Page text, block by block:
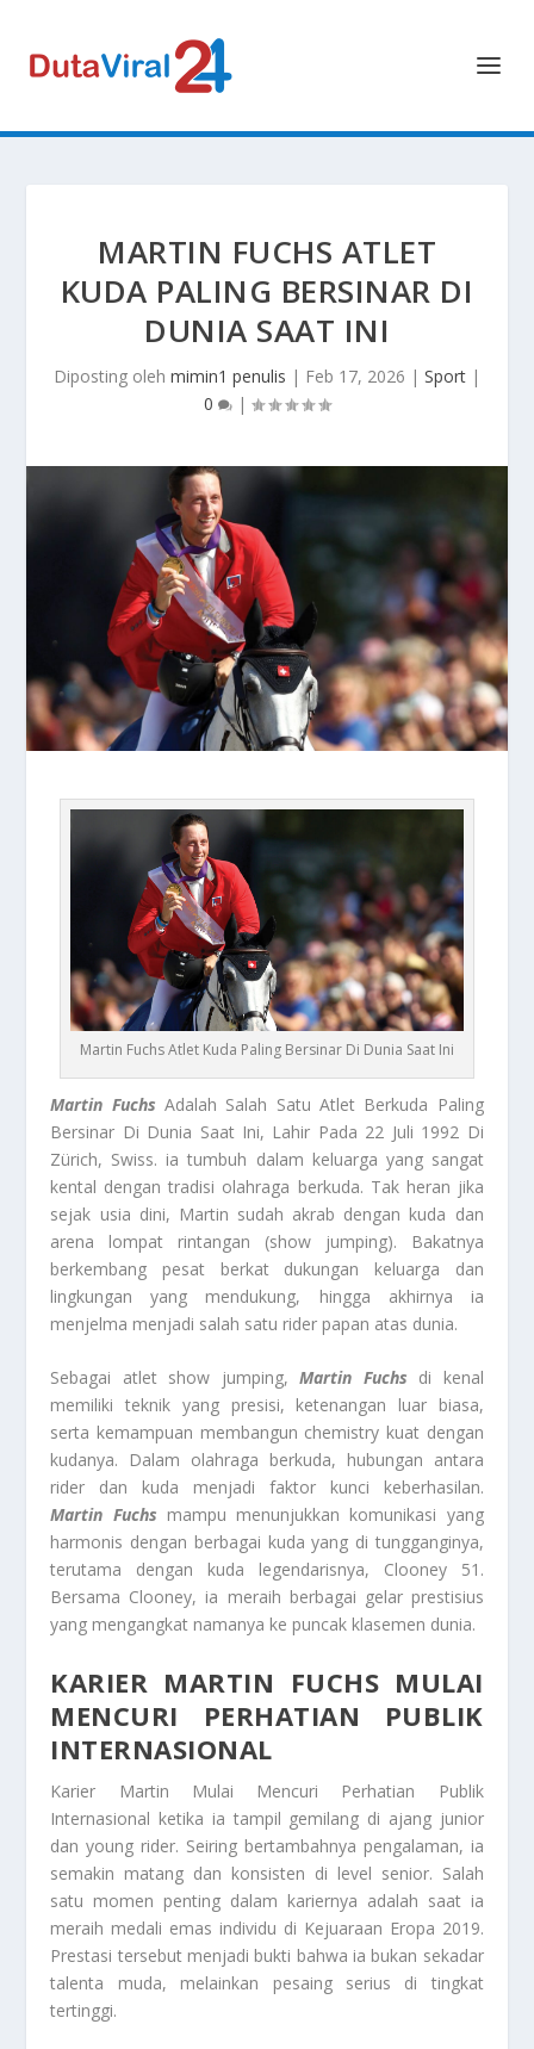
MARTIN FUCHS ATLET
KUDA PALING BERSINAR DI
DUNIA SAAT INI
Diposting oleh mimin1 penulis | Feb 17, 2026 | Sport |
0
|
Martin Fuchs Atlet Kuda Paling Bersinar Di Dunia Saat Ini
Martin Fuchs Adalah Salah Satu Atlet Berkuda Paling
Bersinar Di Dunia Saat Ini, Lahir Pada 22 Juli 1992 Di
Zürich, Swiss. ia tumbuh dalam keluarga yang sangat
kental dengan tradisi olahraga berkuda. Tak heran jika
sejak usia dini, Martin sudah akrab dengan kuda dan
arena lompat rintangan (show jumping). Bakatnya
berkembang pesat berkat dukungan keluarga dan
lingkungan yang mendukung, hingga akhirnya ia
menjelma menjadi salah satu rider papan atas dunia.
Sebagai atlet show jumping,Martin Fuchs di kenal
memiliki teknik yang presisi, ketenangan luar biasa,
serta kemampuan membangun chemistry kuat dengan
kudanya. Dalam olahraga berkuda, hubungan antara
rider dan kuda menjadi faktor kunci keberhasilan.
Martin Fuchs mampu menunjukkan komunikasi yang
harmonis dengan berbagai kuda yang di tungganginya,
terutama dengan kuda legendarisnya, Clooney 51.
Bersama Clooney, ia meraih berbagai gelar prestisius
yang mengangkat namanya ke puncak klasemen dunia.
KARIER MARTIN FUCHS MULAI
MENCURI PERHATIAN PUBLIK
INTERNASIONAL
Karier Martin Mulai Mencuri Perhatian Publik
Internasional ketika ia tampil gemilang di ajang junior
dan young rider. Seiring bertambahnya pengalaman, ia
semakin matang dan konsisten di level senior. Salah
satu momen penting dalam kariernya adalah saat ia
meraih medali emas individu di Kejuaraan Eropa 2019.
Prestasi tersebut menjadi bukti bahwa ia bukan sekadar
talenta muda, melainkan pesaing serius di tingkat
tertinggi.